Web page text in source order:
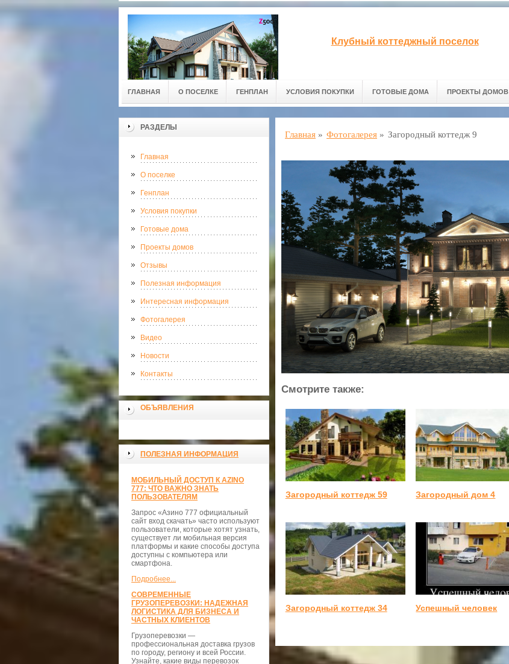
Клубный коттеджный поселок
ГЛАВНАЯ О ПОСЕЛКЕ ГЕНПЛАН УСЛОВИЯ ПОКУПКИ ГОТОВЫЕ ДОМА ПРОЕКТЫ ДОМОВ
РАЗДЕЛЫ
Главная
О поселке
Генплан
Условия покупки
Готовые дома
Проекты домов
Отзывы
Полезная информация
Интересная информация
Фотогалерея
Видео
Новости
Контакты
ОБЪЯВЛЕНИЯ
ПОЛЕЗНАЯ ИНФОРМАЦИЯ
МОБИЛЬНЫЙ ДОСТУП К AZINO
777: ЧТО ВАЖНО ЗНАТЬ
ПОЛЬЗОВАТЕЛЯМ
Запрос «Азино 777 официальный
сайт вход скачать» часто используют
пользователи, которые хотят узнать,
существует ли мобильная версия
платформы и какие способы доступа
доступны с компьютера или
смартфона.
Подробнее...
СОВРЕМЕННЫЕ
ГРУЗОПЕРЕВОЗКИ: НАДЕЖНАЯ
ЛОГИСТИКА ДЛЯ БИЗНЕСА И
ЧАСТНЫХ КЛИЕНТОВ
Грузоперевозки —
профессиональная доставка грузов
по городу, региону и всей России.
Узнайте, какие виды перевозок
Главная » Фотогалерея » Загородный коттедж 9
Смотрите также:
Загородный коттедж 59 Загородный дом 4
Загородный коттедж 34 Успешный человек